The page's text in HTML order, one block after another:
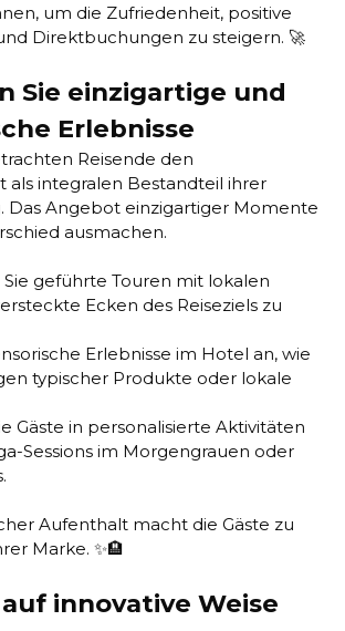
um die Zufriedenheit, positive
Direktbuchungen zu steigern. 🚀
Sie einzigartige und
Erlebnisse
Reisende den
als integralen Bestandteil ihrer
Das Angebot einzigartiger Momente
ausmachen.
Sie geführte Touren mit lokalen
Ecken des Reiseziels zu
Erlebnisse im Hotel an, wie
typischer Produkte oder lokale
Gäste in personalisierte Aktivitäten
Sessions im Morgengrauen oder
Aufenthalt macht die Gäste zu
Marke. ✨🏨
innovative Weise